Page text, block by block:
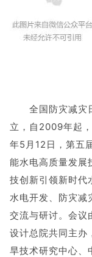
全国防灾减灾
立，自2009年起
年5月12日，第五
能水电高质量发展
技创新引领新时代
水电开发、防灾减
交流与研讨。会议
设计总院共同主办
旱技术研究中心、